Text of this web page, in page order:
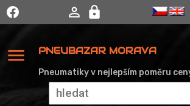
menu PNEUBAZAR MORAVA
Pneumatiky v nejlepším poměru